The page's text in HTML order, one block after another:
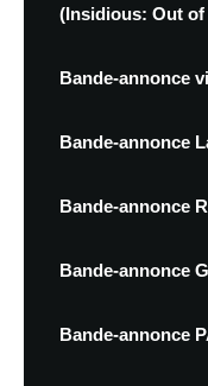
(Insidious: Out of
Bande-annonce
Bande-annonce
Bande-annonce
Bande-annonce
Bande-annonce